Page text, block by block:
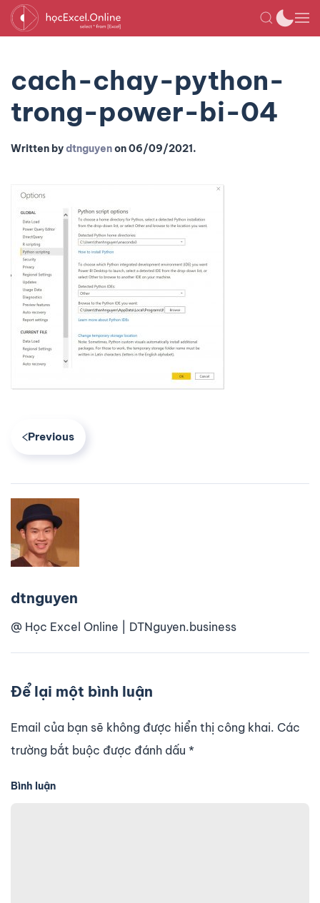
cach-chay-python-
trong-power-bi-04
Written bydtnguyenon06/09/2021.
Previous
dtnguyen
@ Học Excel Online | DTNguyen.business
Để lại một bình luận
Email của bạn sẽ không được hiển thị công khai. Các
trường bắt buộc được đánh dấu *
Bình luận